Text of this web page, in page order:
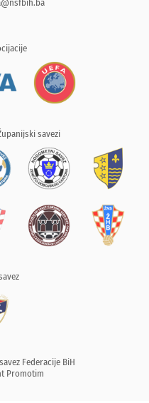
savezi
Federacije BiH
Promotim